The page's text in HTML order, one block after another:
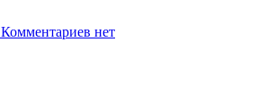
Комментариев нет